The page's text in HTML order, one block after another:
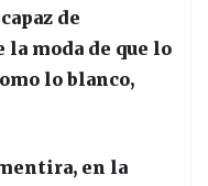
de
moda de que lo
lo blanco,
en la